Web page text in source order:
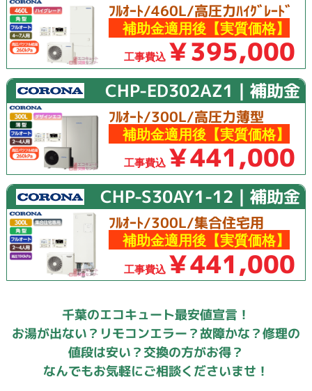
ﾌﾙｵｰﾄ/460L/高圧力ﾊｲｸﾞﾚｰﾄﾞ
補助金適用後【実質価格】
工事費込 ￥395,000
CHP-ED302AZ1｜補助金
ﾌﾙｵｰﾄ/300L/高圧力薄型
補助金適用後【実質価格】
工事費込 ￥441,000
CHP-S30AY1-12｜補助金
ﾌﾙｵｰﾄ/300L/集合住宅用
補助金適用後【実質価格】
工事費込 ￥441,000
千葉のエコキュート最安値宣言！
お湯が出ない？リモコンエラー？故障かな？修理の
値段は安い？交換の方がお得？
なんでもお気軽にご相談くださいませ！